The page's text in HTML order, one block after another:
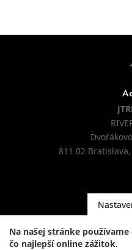
811 02
Na našej stránke
čo najlepší online zážitok.